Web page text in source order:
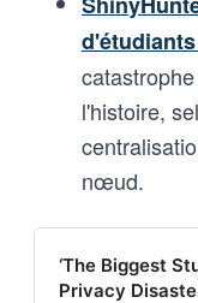
l'histoire,
nœud.
‘The Biggest
Privacy